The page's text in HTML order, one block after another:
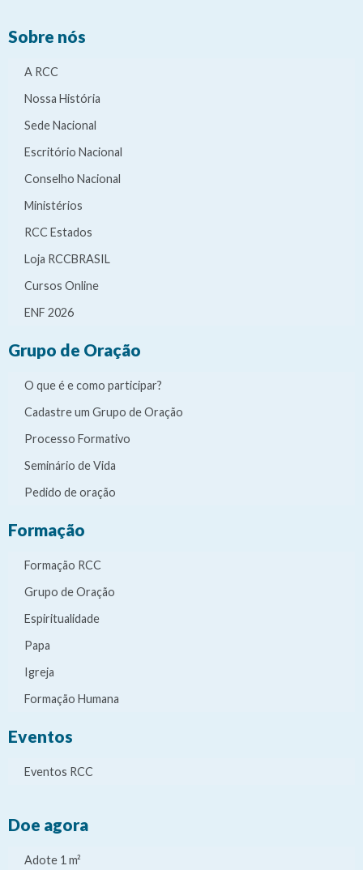
Sobre nós
A RCC
Nossa História
Sede Nacional
Escritório Nacional
Conselho Nacional
Ministérios
RCC Estados
Loja RCCBRASIL
Cursos Online
ENF 2026
Grupo de Oração
O que é e como participar?
Cadastre um Grupo de Oração
Processo Formativo
Seminário de Vida
Pedido de oração
Formação
Formação RCC
Grupo de Oração
Espiritualidade
Papa
Igreja
Formação Humana
Eventos
Eventos RCC
Doe agora
Adote 1 m²